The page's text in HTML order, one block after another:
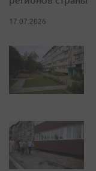
17.07.2026